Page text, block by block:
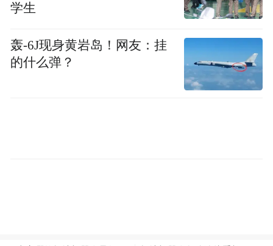
竹竿递过去，一个接一个把两个孩子拽上了
玩”，便急匆匆赶去送快要超时的订单。
可送完单，他心里仍不踏实。他又一次折返
学生
轰-6J现身黄岩岛！网友：挂
的什么弹？